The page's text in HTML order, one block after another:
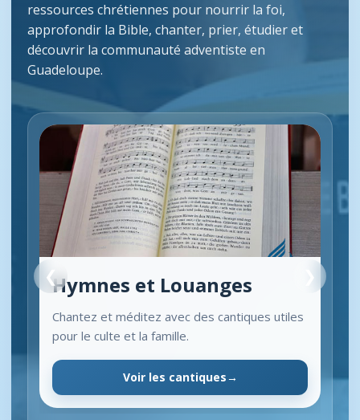
ressources chrétiennes pour nourrir la foi,
approfondir la Bible, chanter, prier, étudier et
découvrir la communauté adventiste en
Guadeloupe.
❮Hymnes et Louanges
Chantez et méditez avec des cantiques utiles
pour le culte et la famille.
Voir les cantiques
❯